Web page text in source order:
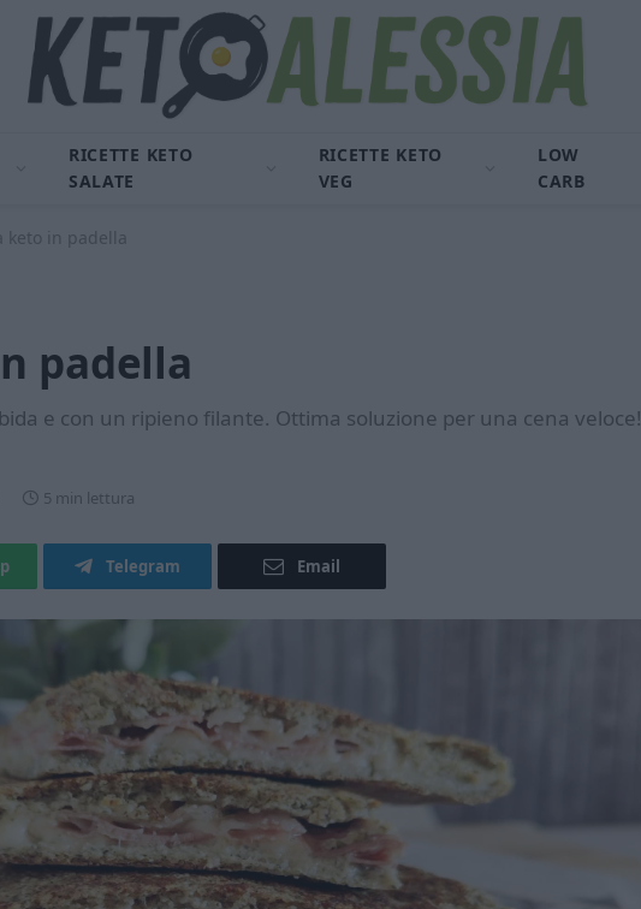
RICETTE KETO
SALATE
RICETTE KETO
VEG
LOW
CARB
keto in padella
padella
e con un ripieno filante. Ottima soluzione per una cena veloce!
5 min lettura
Telegram Email